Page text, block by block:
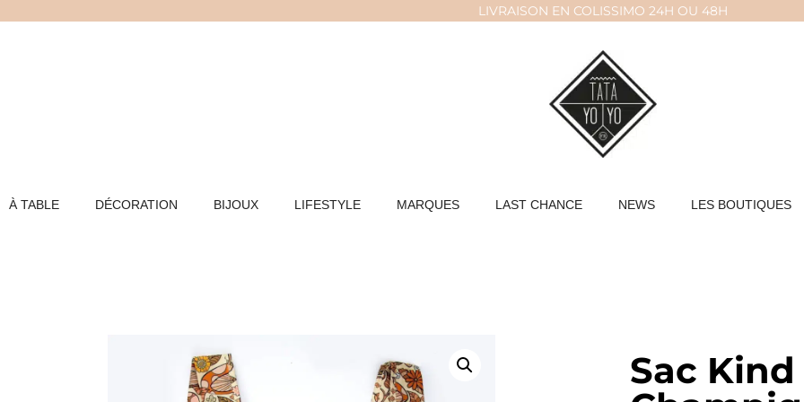
LIVRAISON EN COLISSIMO 24H OU 48H
À TABLE DÉCORATION BIJOUX LIFESTYLE MARQUES LAST CHANCE NEWS LES BOUTIQUES
Sac